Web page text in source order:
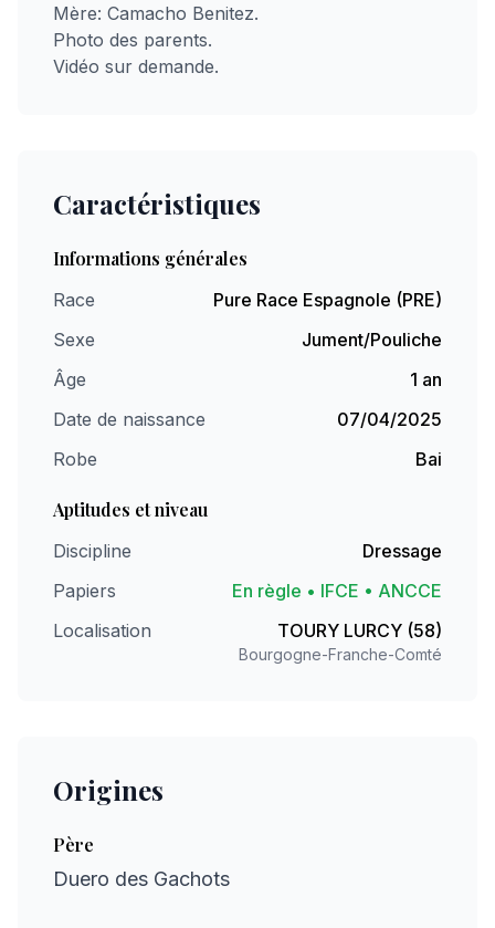
Mère: Camacho Benitez.
Photo des parents.
Vidéo sur demande.
Caractéristiques
Informations générales
Race
Pure Race Espagnole (PRE)
Sexe
Jument/Pouliche
Âge
1 an
Date de naissance
07/04/2025
Robe
Bai
Aptitudes et niveau
Discipline
Dressage
Papiers
En règle • IFCE • ANCCE
Localisation
TOURY LURCY (58)
Bourgogne-Franche-Comté
Origines
Père
Duero des Gachots